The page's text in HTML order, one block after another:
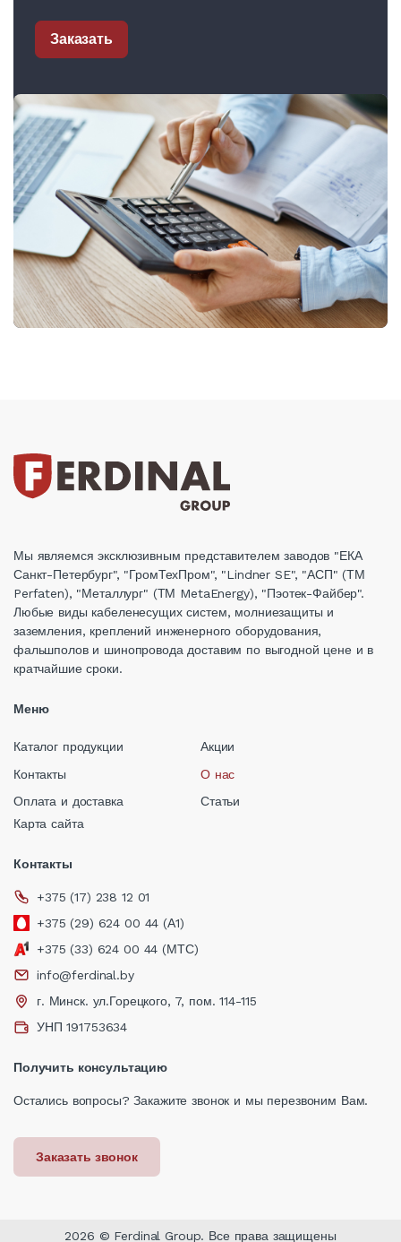
Заказать
Мы являемся эксклюзивным представителем заводов "ЕКА
Санкт-Петербург", "ГромТехПром", "Lindner SE", "АСП" (ТМ
Perfaten), "Металлург" (ТМ MetaEnergy), "Пэотек-Файбер".
Любые виды кабеленесущих систем, молниезащиты и
заземления, креплений инженерного оборудования,
фальшполов и шинопровода доставим по выгодной цене и в
кратчайшие сроки.
Меню
Каталог продукции
Акции
Контакты
О нас
Оплата и доставка
Статьи
Карта сайта
Контакты
+375 (17) 238 12 01
+375 (29) 624 00 44 (А1)
+375 (33) 624 00 44 (МТС)
info@ferdinal.by
г. Минск. ул.Горецкого, 7, пом. 114-115
УНП 191753634
Получить консультацию
Остались вопросы? Закажите звонок и мы перезвоним Вам.
Заказать звонок
2026 © Ferdinal Group. Все права защищены